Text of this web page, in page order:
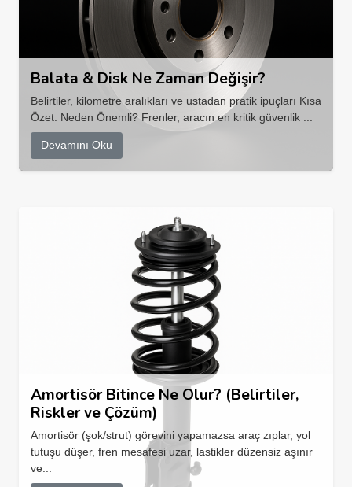
Balata & Disk Ne Zaman Değişir?
Belirtiler, kilometre aralıkları ve ustadan pratik ipuçları Kısa
Özet: Neden Önemli? Frenler, aracın en kritik güvenlik ...
Devamını Oku
Amortisör Bitince Ne Olur? (Belirtiler,
Riskler ve Çözüm)
Amortisör (şok/strut) görevini yapamazsa araç zıplar, yol
tutuşu düşer, fren mesafesi uzar, lastikler düzensiz aşınır
ve...